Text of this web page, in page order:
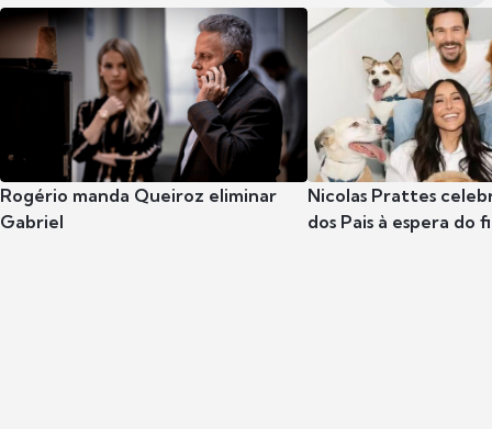
Rogério manda Queiroz eliminar
Gabriel
Nicolas Prattes
dos Pais à espera do